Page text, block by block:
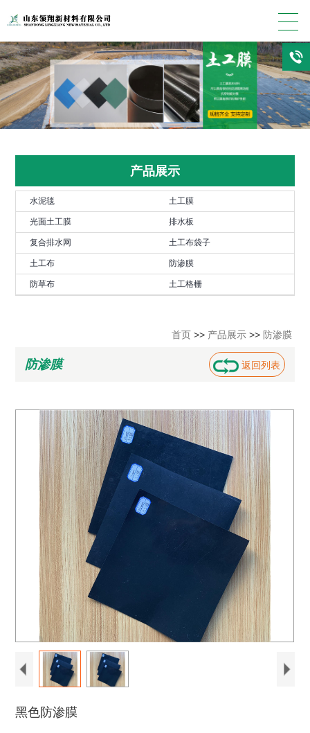
产品展示
水泥毯 土工膜
光面土工膜 排水板
复合排水网 土工布袋子
土工布 防渗膜
防草布 土工格栅
首页 >> 产品展示 >> 防渗膜
防渗膜 返回列表
黑色防渗膜